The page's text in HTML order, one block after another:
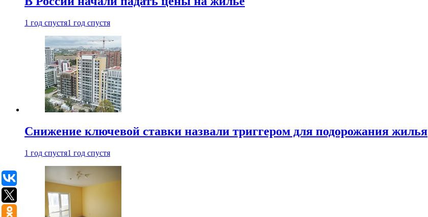
1 год спустя1 год спустя
Снижение ключевой ставки назвали триггером для подорожания жилья
1 год спустя1 год спустя